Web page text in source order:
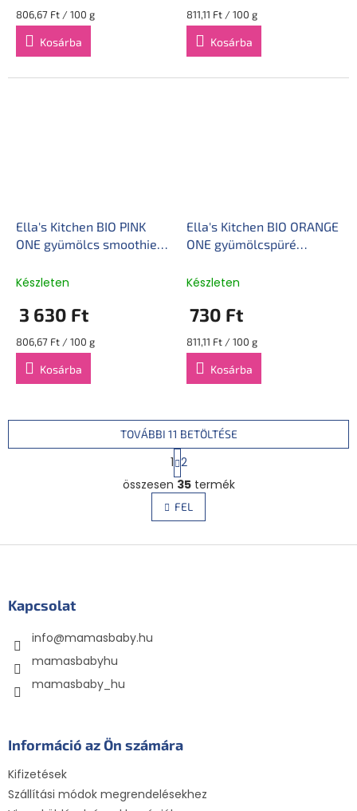
Egységár:
806,67 Ft / 100 g
Kosárba
Egységár:
811,11 Ft / 100 g
Kosárba
Ella's Kitchen BIO PINK
ONE gyümölcs smoothie
Készleten
3 630 Ft
Egységár:
806,67 Ft / 100 g
Kosárba
Ella's Kitchen BIO ORANGE
ONE gyümölcspüré
Készleten
730 Ft
Egységár:
811,11 Ft / 100 g
Kosárba
L
i
s
t
e
TOVÁBBI 11 BETÖLTÉSE
L
a
p
o
z
á
1 2
összesen 35termék
FEL
Kapcsolat
info@mamasbaby.hu
mamasbabyhu
mamasbaby_hu
Információ az Ön számára
Kifizetések
Szállítási módok megrendelésekhez